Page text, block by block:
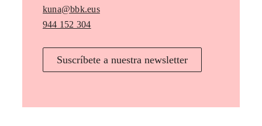
kuna@bbk.eus
944 152 304
Suscríbete a nuestra newsletter